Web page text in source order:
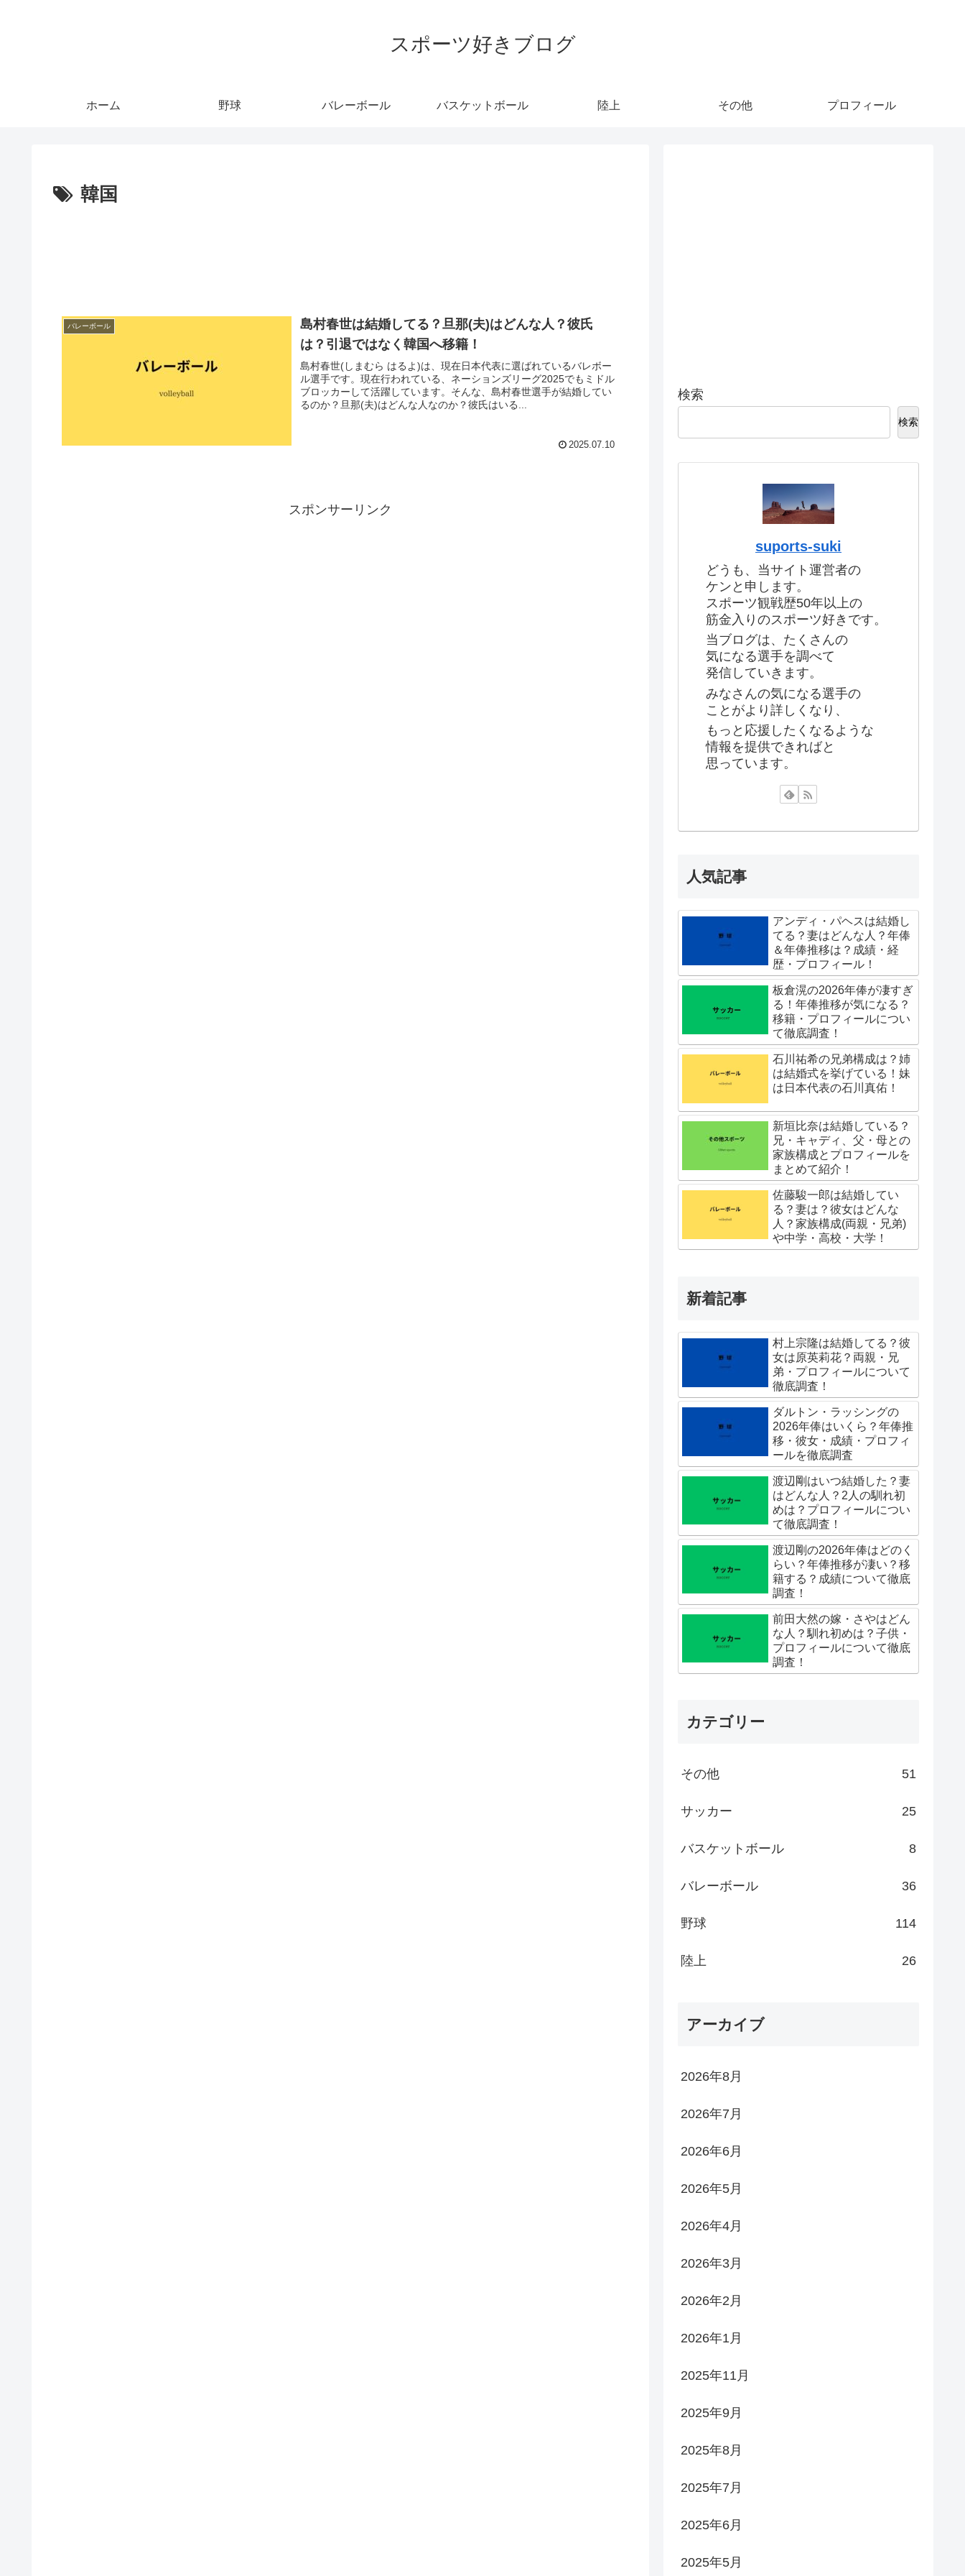
スポーツ好きブログ
ホーム 野球 バレーボール バスケットボール 陸上 その他 プロフィール
韓国
バレーボール
島村春世は結婚してる？旦那(夫)はどんな人？彼氏
は？引退ではなく韓国へ移籍！
島村春世(しまむら はるよ)は、現在日本代表に選ばれているバレボー
ル選手です。現在行われている、ネーションズリーグ2025でもミドル
ブロッカーして活躍しています。そんな、島村春世選手が結婚してい
るのか？旦那(夫)はどんな人なのか？彼氏はいる...
2025.07.10
スポンサーリンク
検索
検索
suports-suki
どうも、当サイト運営者の
ケンと申します。
スポーツ観戦歴50年以上の
筋金入りのスポーツ好きです。
当ブログは、たくさんの
気になる選手を調べて
発信していきます。
みなさんの気になる選手の
ことがより詳しくなり、
もっと応援したくなるような
情報を提供できればと
思っています。
人気記事
アンディ・パヘスは結婚し
てる？妻はどんな人？年俸
＆年俸推移は？成績・経
歴・プロフィール！
板倉滉の2026年俸が凄すぎ
る！年俸推移が気になる？
移籍・プロフィールについ
て徹底調査！
石川祐希の兄弟構成は？姉
は結婚式を挙げている！妹
は日本代表の石川真佑！
新垣比奈は結婚している？
兄・キャディ、父・母との
家族構成とプロフィールを
まとめて紹介！
佐藤駿一郎は結婚してい
る？妻は？彼女はどんな
人？家族構成(両親・兄弟)
や中学・高校・大学！
新着記事
村上宗隆は結婚してる？彼
女は原英莉花？両親・兄
弟・プロフィールについて
徹底調査！
ダルトン・ラッシングの
2026年俸はいくら？年俸推
移・彼女・成績・プロフィ
ールを徹底調査
渡辺剛はいつ結婚した？妻
はどんな人？2人の馴れ初
めは？プロフィールについ
て徹底調査！
渡辺剛の2026年俸はどのく
らい？年俸推移が凄い？移
籍する？成績について徹底
調査！
前田大然の嫁・さやはどん
な人？馴れ初めは？子供・
プロフィールについて徹底
調査！
カテゴリー
その他 51
サッカー 25
バスケットボール 8
バレーボール 36
野球 114
陸上 26
アーカイブ
2026年8月
2026年7月
2026年6月
2026年5月
2026年4月
2026年3月
2026年2月
2026年1月
2025年11月
2025年9月
2025年8月
2025年7月
2025年6月
2025年5月